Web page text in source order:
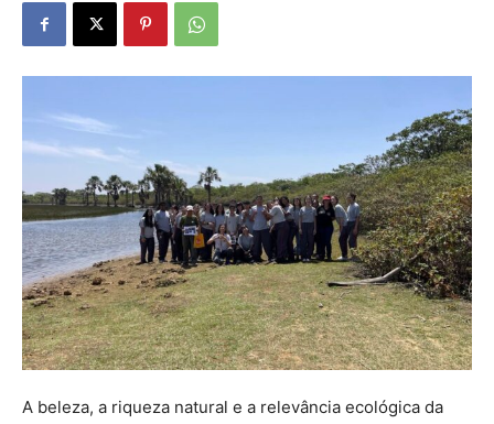
A beleza, a riqueza natural e a relevância ecológica da